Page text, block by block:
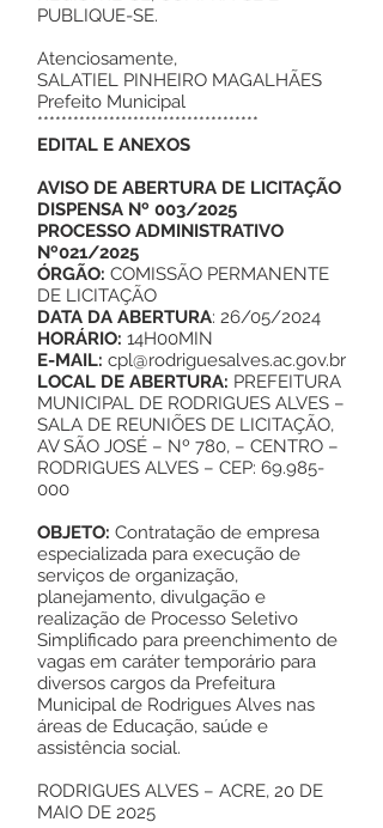
PUBLIQUE-SE.
Atenciosamente,
SALATIEL PINHEIRO MAGALHÃES
Prefeito Municipal
*************************************
EDITAL E ANEXOS
AVISO DE ABERTURA DE LICITAÇÃO
DISPENSA Nº 003/2025
PROCESSO ADMINISTRATIVO
Nº021/2025
ÓRGÃO: COMISSÃO PERMANENTE
DE LICITAÇÃO
DATA DA ABERTURA: 26/05/2024
HORÁRIO: 14H00MIN
E-MAIL: cpl@rodriguesalves.ac.gov.br
LOCAL DE ABERTURA: PREFEITURA
MUNICIPAL DE RODRIGUES ALVES –
SALA DE REUNIÕES DE LICITAÇÃO,
AV SÃO JOSÉ – Nº 780, – CENTRO –
RODRIGUES ALVES – CEP: 69.985-
000
OBJETO: Contratação de empresa
especializada para execução de
serviços de organização,
planejamento, divulgação e
realização de Processo Seletivo
Simplificado para preenchimento de
vagas em caráter temporário para
diversos cargos da Prefeitura
Municipal de Rodrigues Alves nas
áreas de Educação, saúde e
assistência social.
RODRIGUES ALVES – ACRE, 20 DE
MAIO DE 2025